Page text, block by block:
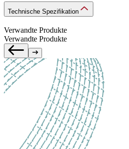
Technische Spezifikation
Verwandte Produkte
Verwandte Produkte